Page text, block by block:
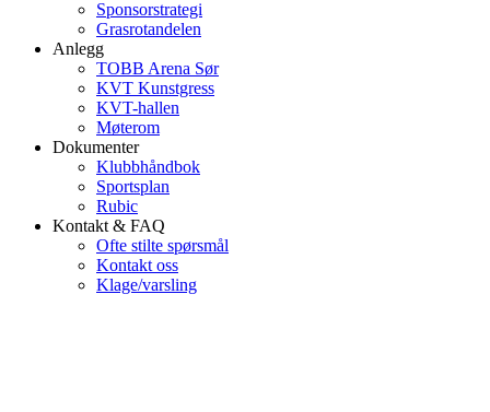
Sponsorstrategi
Grasrotandelen
Anlegg
TOBB Arena Sør
KVT Kunstgress
KVT-hallen
Møterom
Dokumenter
Klubbhåndbok
Sportsplan
Rubic
Kontakt & FAQ
Ofte stilte spørsmål
Kontakt oss
Klage/varsling